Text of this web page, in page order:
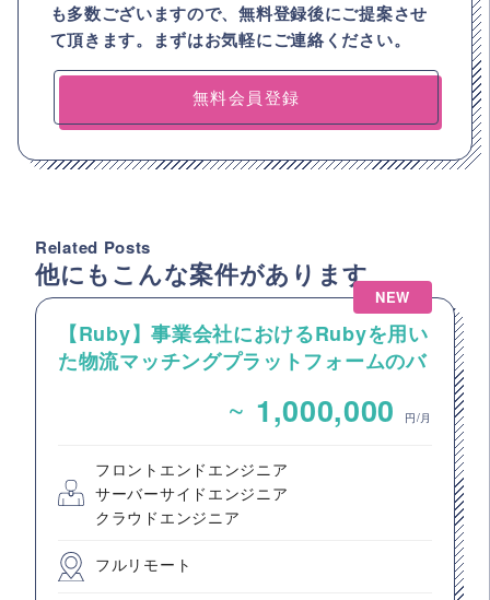
も多数ございますので、無料登録後にご提案させ
て頂きます。まずはお気軽にご連絡ください。
無料会員登録
Related Posts
他にもこんな案件があります
NEW
【Ruby】事業会社におけるRubyを用い
た物流マッチングプラットフォームのバ
~ 1,000,000 円/月
フロントエンドエンジニア
サーバーサイドエンジニア
クラウドエンジニア
フルリモート